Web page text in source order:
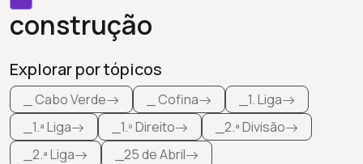
construção
Explorar por tópicos
_ Cabo Verde _ Cofina
_1. Liga
_1.ª Liga
_1.º Direito
_2.ª Divisão
_2.ª Liga
_25 de Abril